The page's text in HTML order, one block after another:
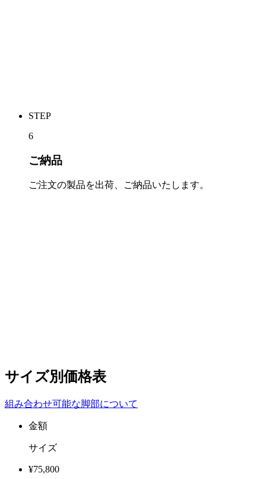
STEP
6
ご納品
ご注文の製品を出荷、ご納品いたします。
サイズ別価格表
組み合わせ可能な脚部について
金額
サイズ
¥75,800